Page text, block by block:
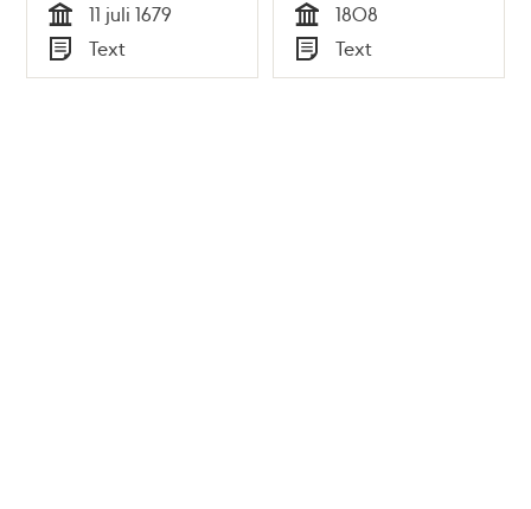
Tid
11 juli 1679
Typ
Text Tid
1808
Typ
Text